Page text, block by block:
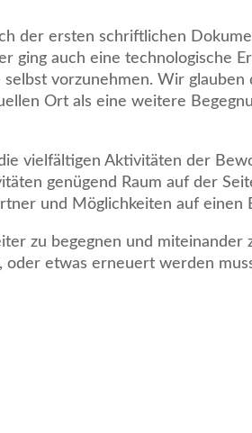
der ersten schriftlichen
auch eine technologische
vorzunehmen. Wir glauben
Ort als eine weitere
vielfältigen Aktivitäten der
genügend Raum auf der
und Möglichkeiten auf einen
zu begegnen und miteinander
etwas erneuert werden